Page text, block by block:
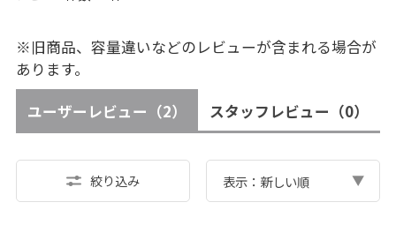
※旧商品、容量違いなどのレビューが含まれる場合が
あります。
ユーザーレビュー （2） スタッフレビュー （0）
絞り込み 表示：新しい順